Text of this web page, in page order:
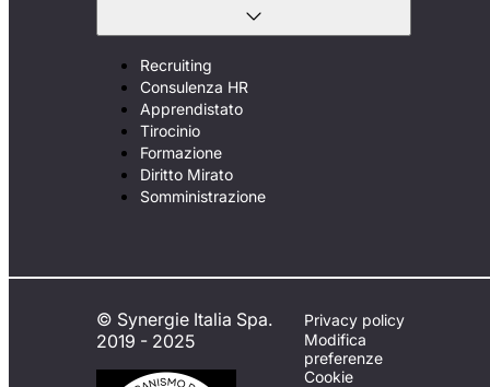
Recruiting
Consulenza HR
Apprendistato
Tirocinio
Formazione
Diritto Mirato
Somministrazione
© Synergie Italia Spa.
2019 - 2025
Privacy policy
Modifica
preferenze
Cookie